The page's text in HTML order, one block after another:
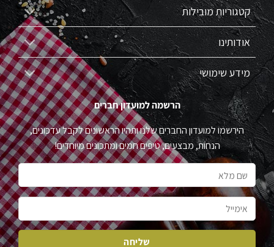
קטגוריות מובילות
אודותינו
מידע שימושי
הרשמה למועדון חברים
הירשמו למועדון החברים שלנו ותהיו הראשונים לקבל עדכונים,
הנחות, מבצעים, טיפים חמים ומתכונים מיוחדים!